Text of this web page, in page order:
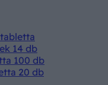
14 db
100 db
20 db